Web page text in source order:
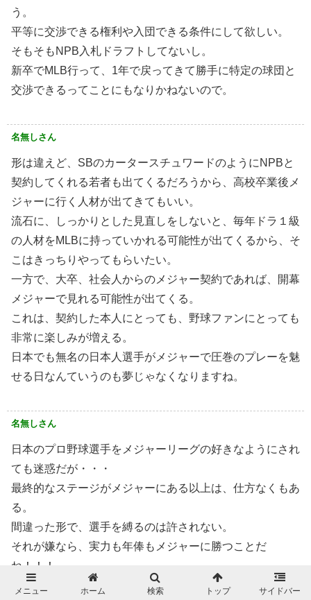
う。
平等に交渉できる権利や入団できる条件にして欲しい。
そもそもNPB入札ドラフトしてないし。
新卒でMLB行って、1年で戻ってきて勝手に特定の球団と
交渉できるってことにもなりかねないので。
名無しさん
形は違えど、SBのカータースチュワードのようにNPBと
契約してくれる若者も出てくるだろうから、高校卒業後メ
ジャーに行く人材が出てきてもいい。
流石に、しっかりとした見直しをしないと、毎年ドラ１級
の人材をMLBに持っていかれる可能性が出てくるから、そ
こはきっちりやってもらいたい。
一方で、大卒、社会人からのメジャー契約であれば、開幕
メジャーで見れる可能性が出てくる。
これは、契約した本人にとっても、野球ファンにとっても
非常に楽しみが増える。
日本でも無名の日本人選手がメジャーで圧巻のプレーを魅
せる日なんていうのも夢じゃなくなりますね。
名無しさん
日本のプロ野球選手をメジャーリーグの好きなようにされ
ても迷惑だが・・・
最終的なステージがメジャーにある以上は、仕方なくもあ
る。
間違った形で、選手を縛るのは許されない。
それが嫌なら、実力も年俸もメジャーに勝つことだ
ね！！！
メニュー ホーム 検索 トップ サイドバー